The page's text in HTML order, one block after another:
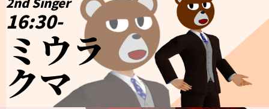
16:30-
ミウラ
クマ